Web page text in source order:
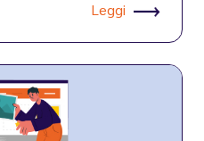
Leggi